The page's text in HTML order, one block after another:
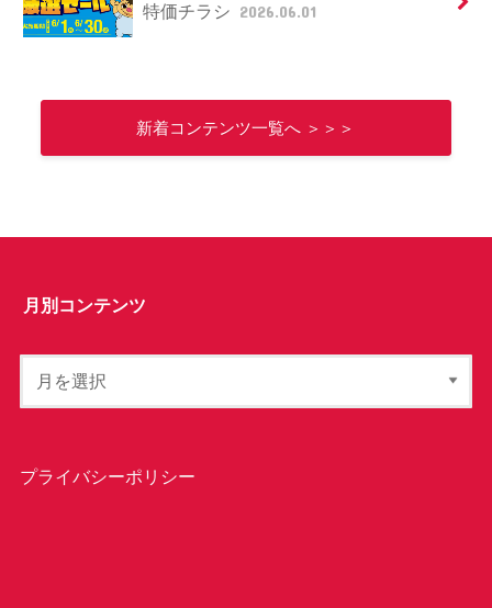
特価チラシ 2026.06.01
新着コンテンツ一覧へ ＞＞＞
月別コンテンツ
プライバシーポリシー